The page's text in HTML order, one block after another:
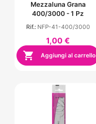
Mezzaluna Grana
400/3000 - 1 Pz
Rif.: NFP-41-400/3000
1,00 €
 Aggiungi al carrello